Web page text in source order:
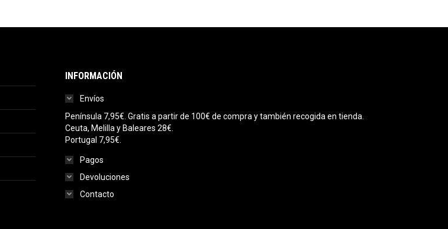
INFORMACIÓN
Envíos
Península 7,95€. Gratis a partir de 100€ de compra y también recogida en tienda.
Ceuta, Melilla y Baleares 28€.
Portugal 7,95€.
Pagos
Devoluciones
Contacto